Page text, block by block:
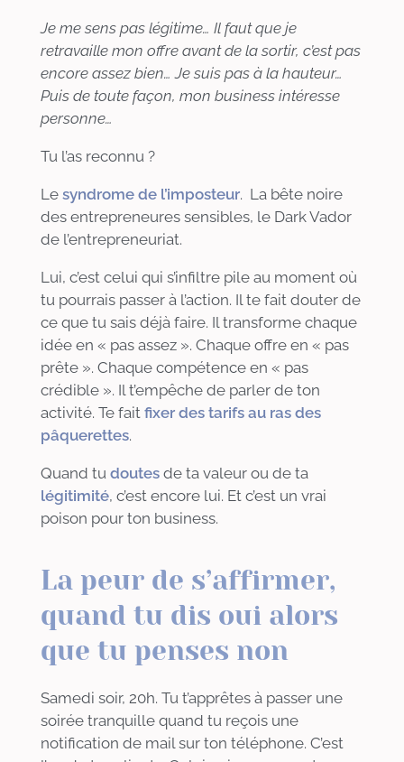
Je me sens pas légitime… Il faut que je
retravaille mon offre avant de la sortir, c’est pas
encore assez bien… Je suis pas à la hauteur…
Puis de toute façon, mon business intéresse
personne…
Tu l’as reconnu ?
Le syndrome de l’imposteur. La bête noire
des entrepreneures sensibles, le Dark Vador
de l’entrepreneuriat.
Lui, c’est celui qui s’infiltre pile au moment où
tu pourrais passer à l’action. Il te fait douter de
ce que tu sais déjà faire. Il transforme chaque
idée en « pas assez ». Chaque offre en « pas
prête ». Chaque compétence en « pas
crédible ». Il t’empêche de parler de ton
activité. Te fait fixer des tarifs au ras des
pâquerettes.
Quand tu doutes de ta valeur ou de ta
légitimité, c’est encore lui. Et c’est un vrai
poison pour ton business.
La peur de s’affirmer,
quand tu dis oui alors
que tu penses non
Samedi soir, 20h. Tu t’apprêtes à passer une
soirée tranquille quand tu reçois une
notification de mail sur ton téléphone. C’est